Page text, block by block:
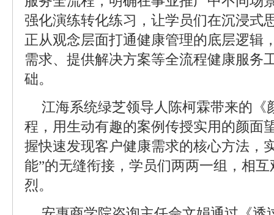
强化演练转化练习，让学员们在沉浸式
正从观念层面打通健康管理的底层逻辑
需求、提供解决方案等全流程健康服务
础。
江海系统绿芝领导人陈柯霖带来的《
程，用生动有趣的案例传授实用的颜面
握快速发现客户健康需求的核心方法，
能”的无缝衔接，学员们两两一组，相
烈。